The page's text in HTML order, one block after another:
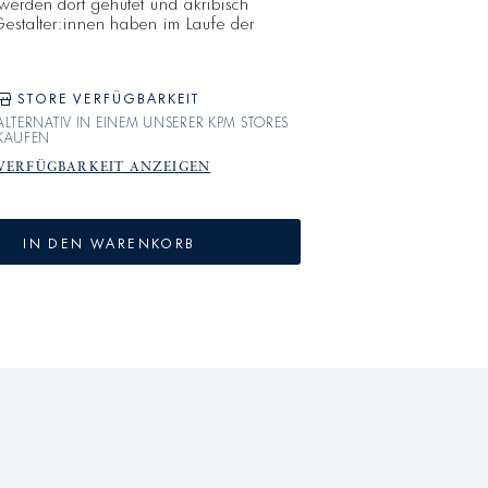
haben im Laufe der
der KPM Berlin hinterlassen und
an Inspirationen. Die
STORE VERFÜGBARKEIT
IN EINEM UNSERER KPM STORES
ANZEIGEN
IN DEN WARENKORB